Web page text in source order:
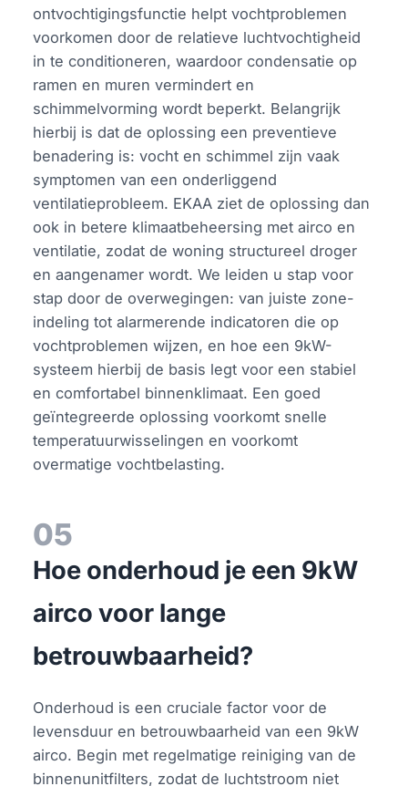
ontvochtigingsfunctie helpt vochtproblemen
voorkomen door de relatieve luchtvochtigheid
in te conditioneren, waardoor condensatie op
ramen en muren vermindert en
schimmelvorming wordt beperkt. Belangrijk
hierbij is dat de oplossing een preventieve
benadering is: vocht en schimmel zijn vaak
symptomen van een onderliggend
ventilatieprobleem. EKAA ziet de oplossing dan
ook in betere klimaatbeheersing met airco en
ventilatie, zodat de woning structureel droger
en aangenamer wordt. We leiden u stap voor
stap door de overwegingen: van juiste zone-
indeling tot alarmerende indicatoren die op
vochtproblemen wijzen, en hoe een 9kW-
systeem hierbij de basis legt voor een stabiel
en comfortabel binnenklimaat. Een goed
geïntegreerde oplossing voorkomt snelle
temperatuurwisselingen en voorkomt
overmatige vochtbelasting.
05
Hoe onderhoud je een 9kW
airco voor lange
betrouwbaarheid?
Onderhoud is een cruciale factor voor de
levensduur en betrouwbaarheid van een 9kW
airco. Begin met regelmatige reiniging van de
binnenunitfilters, zodat de luchtstroom niet